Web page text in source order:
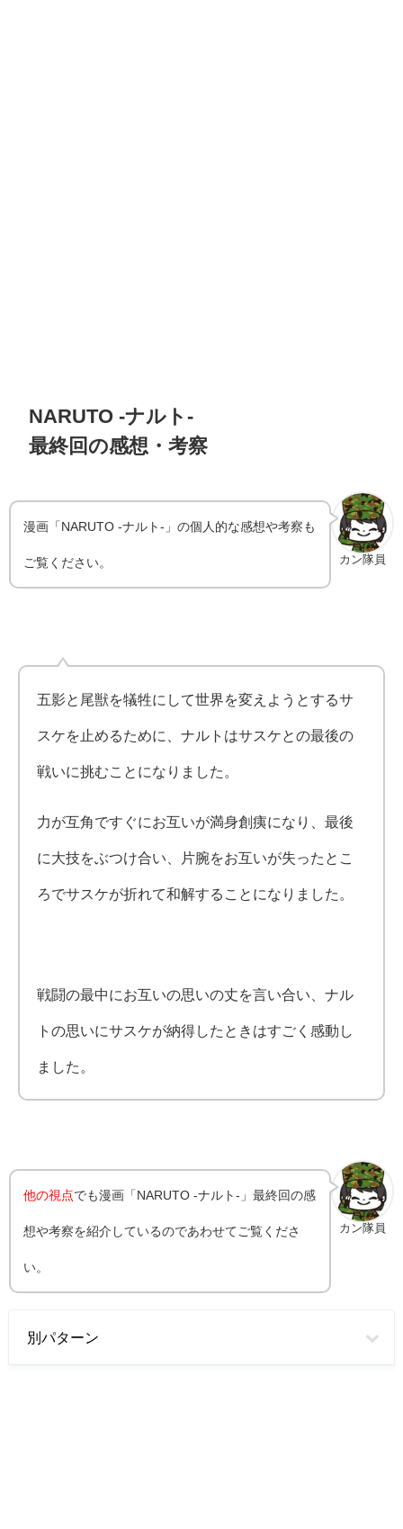
NARUTO -ナルト-
最終回の感想・考察
カン隊員
漫画「NARUTO -ナルト-」の個人的な感想や考察も
ご覧ください。
五影と尾獣を犠牲にして世界を変えようとするサ
スケを止めるために、ナルトはサスケとの最後の
戦いに挑むことになりました。
力が互角ですぐにお互いが満身創痍になり、最後
に大技をぶつけ合い、片腕をお互いが失ったとこ
ろでサスケが折れて和解することになりました。
戦闘の最中にお互いの思いの丈を言い合い、ナル
トの思いにサスケが納得したときはすごく感動し
ました。
カン隊員
他の視点でも漫画「NARUTO -ナルト-」最終回の感
想や考察を紹介しているのであわせてご覧くださ
い。
別パターン